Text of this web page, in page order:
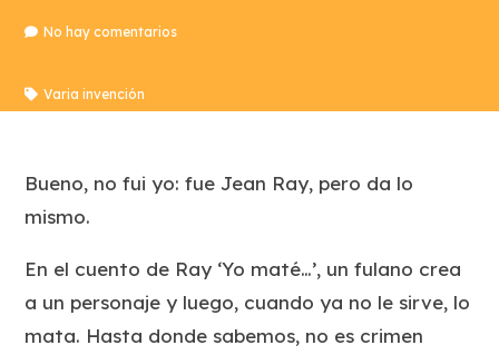
No hay comentarios
Varia invención
Bueno, no fui yo: fue Jean Ray, pero da lo
mismo.
En el cuento de Ray ‘Yo maté…’, un fulano crea
a un personaje y luego, cuando ya no le sirve, lo
mata. Hasta donde sabemos, no es crimen